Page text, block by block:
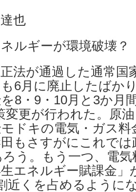
也
ルギーが環境破壊？
法が通過した通常国
も6月に廃止したばか
8・9・10月と3か月
変更が行われた。原
ドキの電気・ガス
もさすがにこれで
ろう。もう一つ、電
エネルギー賦課金」
近くを占めるように